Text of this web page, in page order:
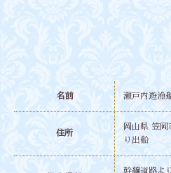
名前 瀬戸内遊
住所
岡山県 笠
り出船
幹線道路よ